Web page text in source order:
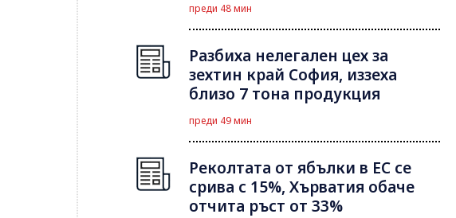
преди 48 мин
Разбиха нелегален цех за
зехтин край София, иззеха
близо 7 тона продукция
преди 49 мин
Реколтата от ябълки в ЕС се
срива с 15%, Хърватия обаче
отчита ръст от 33%